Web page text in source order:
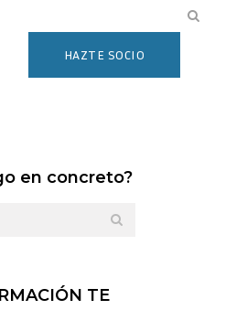
HAZTE SOCIO
en concreto?
TE